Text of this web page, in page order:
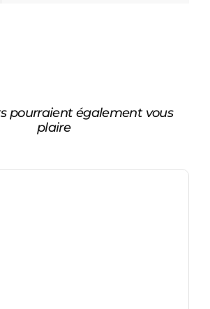
pourraient également vous
plaire